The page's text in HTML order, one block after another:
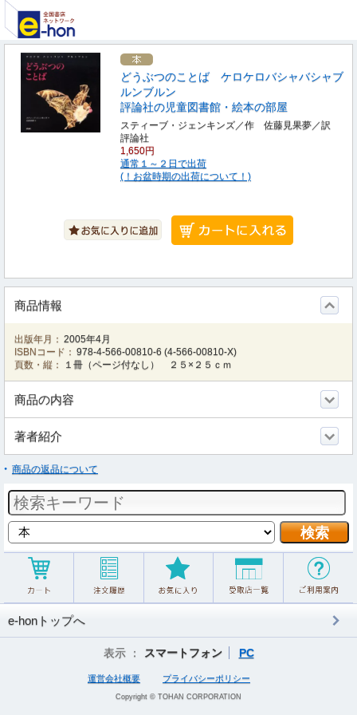
どうぶつのことば ケロケロバシャバシャブ
ルンブルン
評論社の児童図書館・絵本の部屋
スティーブ・ジェンキンズ／作 佐藤見果夢／訳
評論社
1,650円
通常１～２日で出荷
(！お盆時期の出荷について！)
商品情報
出版年月： 2005年4月
ISBNコード： 978-4-566-00810-6 (4-566-00810-X)
頁数・縦：
１冊（ページ付なし） ２５×２５ｃｍ
商品の内容
著者紹介
商品の返品について
e-honトップへ
表示 ： スマートフォン PC
運営会社概要 プライバシーポリシー
Copyright © TOHAN CORPORATION